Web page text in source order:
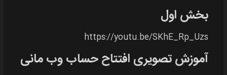
بخش اول
https://youtu.be/SKhE_Rp_Uzs
آموزش تصویری افتتاح حساب وب مانی